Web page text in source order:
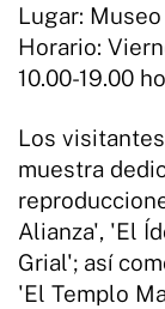
Lugar:
Horario:
10.00-19.00
Los
muestra
Alianza', 'El
Grial'; así
'El Templo